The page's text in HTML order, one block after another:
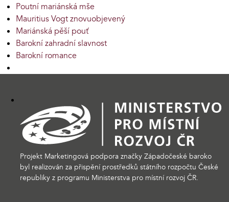
Poutní mariánská mše
Mauritius Vogt znovuobjevený
Mariánská pěší pouť
Barokní zahradní slavnost
Barokní romance
Projekt Marketingová podpora značky Západočeské baroko
byl realizován za přispění prostředků státního rozpočtu České
republiky z programu Ministerstva pro místní rozvoj ČR.